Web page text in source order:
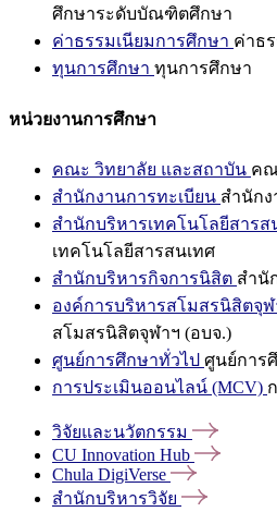
ศึกษาระดับบัณฑิตศึกษา
ค่าธรรมเนียมการศึกษา ค่าธ
ทุนการศึกษา ทุนการศึกษา
หน่วยงานการศึกษา
คณะ วิทยาลัย และสถาบัน คณ
สำนักงานการทะเบียน สำนักง
สำนักบริหารเทคโนโลยีสารส
เทคโนโลยีสารสนเทศ
สำนักบริหารกิจการนิสิต สำนั
องค์การบริหารสโมสรนิสิตจุฬ
สโมสรนิสิตจุฬาฯ (อบจ.)
ศูนย์การศึกษาทั่วไป ศูนย์การ
การประเมินออนไลน์ (MCV)
วิจัยและนวัตกรรม
CU Innovation Hub
Chula DigiVerse
สำนักบริหารวิจัย